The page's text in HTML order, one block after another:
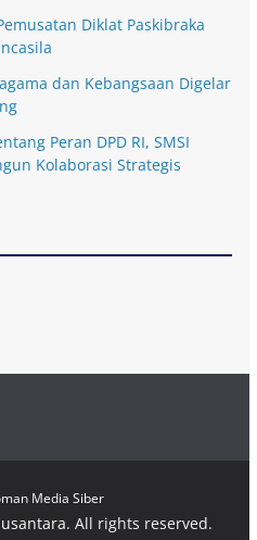
Diklat Paskibraka
dan Kebangsaan Digelar
Peran DPD RI, SMSI
Kolaborasi Strategis
Media Siber
. All rights reserved.